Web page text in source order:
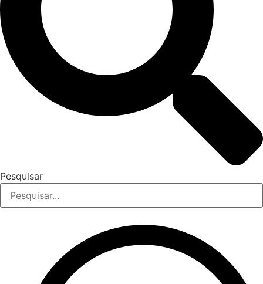
Pesquisar